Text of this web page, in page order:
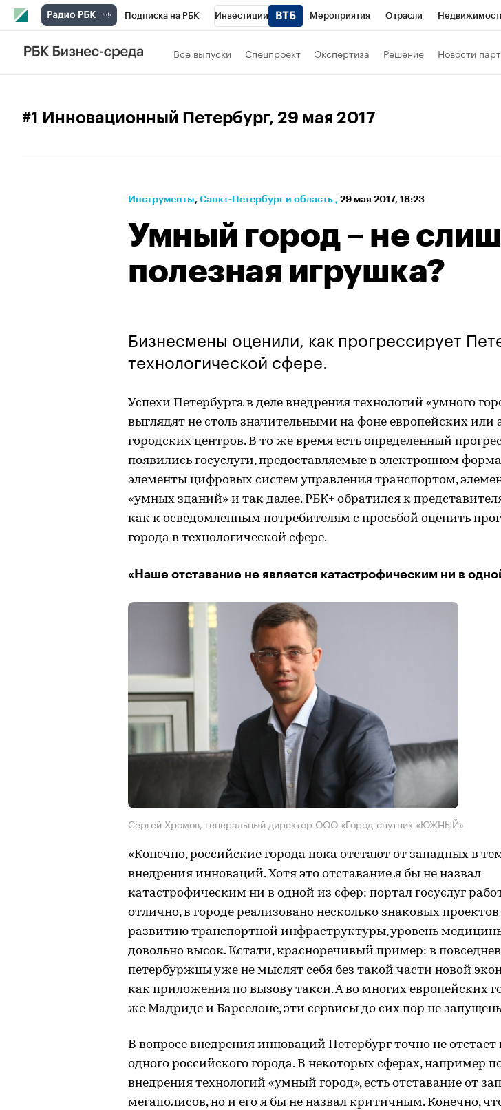
Подписка на РБК Инвестиции Мероприятия Отрасли
Телеканал
Исследования Кредитные рейтинги
Все выпуски Спецпроект Экспертиза Решение Новости
#1 Инновационный Петербург, 29 мая 2017
Инструменты⁠, Санкт-Петербург и область , 29 мая 2017, 18:23
Умный город – не
полезная игрушка?
Бизнесмены оценили, как прогрессирует
технологической сфере.
Успехи Петербурга в деле внедрения технологий «умного
выглядят не столь значительными на фоне европейских или
городских центров. В то же время есть определенный
появились госуслуги, предоставляемые в электронном
элементы цифровых систем управления транспортом,
«умных зданий» и так далее. РБК+ обратился к
как к осведомленным потребителям с просьбой оценить
города в технологической сфере.
«Наше отставание не является катастрофическим ни в
Сергей Хромов, генеральный директор ООО «Город-спутник «ЮЖНЫЙ»
«Конечно, российские города пока отстают от западных в
внедрения инноваций. Хотя это отставание я бы не назвал
катастрофическим ни в одной из сфер: портал госуслуг
отлично, в городе реализовано несколько знаковых
развитию транспортной инфраструктуры, уровень
довольно высок. Кстати, красноречивый пример: в
петербуржцы уже не мыслят себя без такой части новой
как приложения по вызову такси. А во многих европейских
же Мадриде и Барселоне, эти сервисы до сих пор не
В вопросе внедрения инноваций Петербург точно не отстает
одного российского города. В некоторых сферах, например
внедрения технологий «умный город», есть отставание от
мегаполисов, но и его я бы не назвал критичным. Конечно,